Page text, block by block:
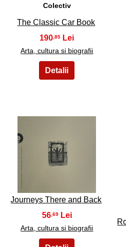
Colectiv
The Classic Car Book
190 ,85
Arta, cultura si biografii
17
Journeys There and Back
56,69
Arta, cultura si biografii